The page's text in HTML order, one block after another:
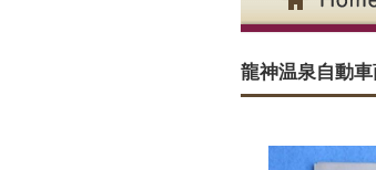
龍神温泉自動車